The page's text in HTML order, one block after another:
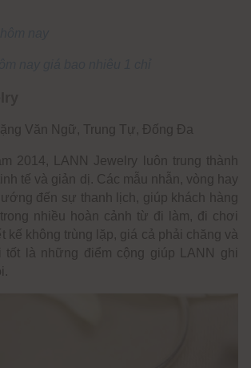
Văn Ngữ, Trung Tự, Đống Đa
2014, LANN Jewelry luôn trung thành
tế và giản dị. Các mẫu nhẫn, vòng hay
đến sự thanh lịch, giúp khách hàng
nhiều hoàn cảnh từ đi làm, đi chơi
kế không trùng lặp, giá cả phải chăng và
tốt là những điểm cộng giúp LANN ghi